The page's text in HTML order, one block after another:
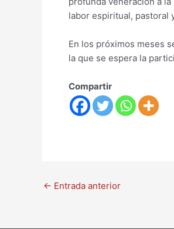
labor espiritual, pastoral
En los próximos meses
la que se espera la
Compartir
← Entrada anterior